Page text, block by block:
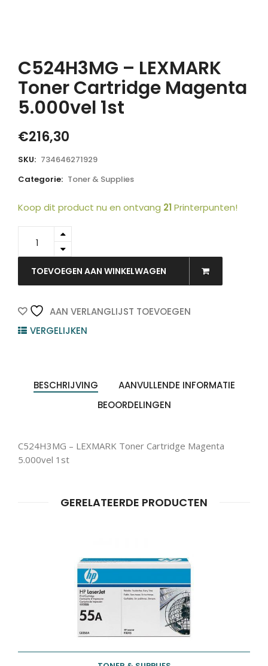
C524H3MG – LEXMARK
Toner Cartridge Magenta
5.000vel 1st
€216,30
SKU: 734646271929
Categorie: Toner & Supplies
Koop dit product nu en ontvang 21Printerpunten!
C524H3MG
LEXMARK
Toner
Cartridge
5.000vel
quantity
TOEVOEGEN AAN WINKELWAGEN
AAN VERLANGLIJST TOEVOEGEN
VERGELIJKEN
BESCHRIJVING
AANVULLENDE INFORMATIE
BEOORDELINGEN
C524H3MG – LEXMARK Toner Cartridge Magenta
5.000vel 1st
GERELATEERDE PRODUCTEN